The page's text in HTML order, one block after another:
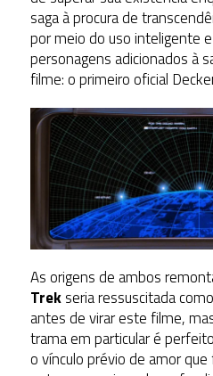
saga à procura de
por meio do uso inteligente
personagens adicionados à
filme: o primeiro oficial
As origens de ambos
Trekseria ressuscitada
antes de virar este filme,
trama em particular é
o vínculo prévio de amor